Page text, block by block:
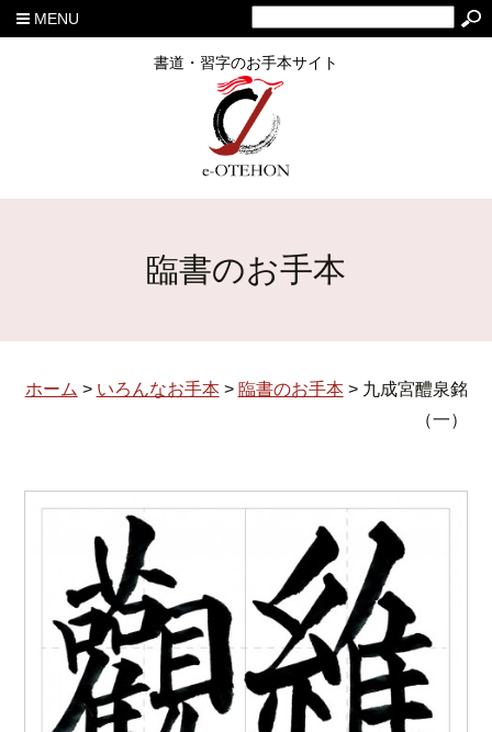
MENU
書道・習字のお手本サイト
臨書のお手本
ホーム > いろんなお手本> 臨書のお手本> 九成宮醴泉銘
（一）